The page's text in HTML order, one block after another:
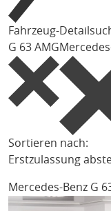
Fahrzeug-
G 63 AMG
Sortieren nach:
Erstzulassung
Mercedes-Benz G